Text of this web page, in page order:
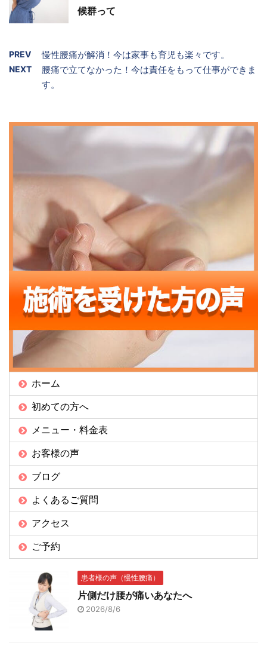
候群って
PREV 慢性腰痛が解消！今は家事も育児も楽々です。
NEXT
腰痛で立てなかった！今は責任をもって仕事ができま
す。
ホーム
初めての方へ
メニュー・料金表
お客様の声
ブログ
よくあるご質問
アクセス
ご予約
患者様の声（慢性腰痛）
片側だけ腰が痛いあなたへ
2026/8/6